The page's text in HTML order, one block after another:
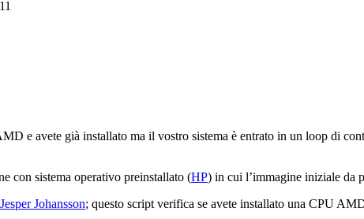
e avete già installato ma il vostro sistema è entrato in un loop di
con sistema operativo preinstallato (HP) in cui l’immagine iniziale da
Jesper Johansson; questo script verifica se avete installato una CPU